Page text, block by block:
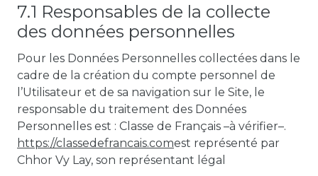
7.1 Responsables de la collecte
des données personnelles
Pour les Données Personnelles collectées dans le
cadre de la création du compte personnel de
l’Utilisateur et de sa navigation sur le Site, le
responsable du traitement des Données
Personnelles est : Classe de Français –à vérifier–.
https://classedefrancais.comest représenté par
Chhor Vy Lay, son représentant légal